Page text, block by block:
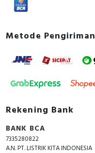
Metode Pengiriman
Rekening Bank
BANK BCA
7335280822
A.N. PT. LISTRIK KITA INDONESIA